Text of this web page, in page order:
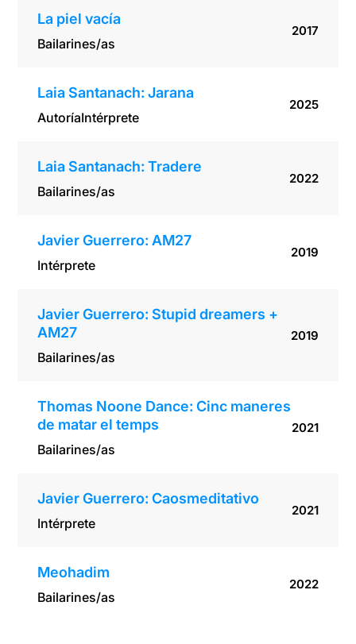
La piel vacía
Bailarines/as
2017
Laia Santanach: Jarana
AutoríaIntérprete
2025
Laia Santanach: Tradere
Bailarines/as
2022
Javier Guerrero: AM27
Intérprete
2019
Javier Guerrero: Stupid dreamers +
AM27
Bailarines/as
2019
Thomas Noone Dance: Cinc maneres
de matar el temps
Bailarines/as
2021
Javier Guerrero: Caosmeditativo
Intérprete
2021
Meohadim
Bailarines/as
2022